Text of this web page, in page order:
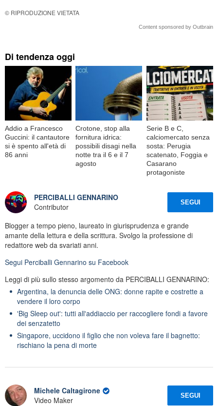
© RIPRODUZIONE VIETATA
Content sponsored by Outbrain
Di tendenza oggi
Addio a Francesco
Guccini: il cantautore
si è spento all'età di
86 anni
Crotone, stop alla
fornitura idrica:
possibili disagi nella
notte tra il 6 e il 7
agosto
Serie B e C,
calciomercato senza
sosta: Perugia
scatenato, Foggia e
Casarano
protagoniste
PERCIBALLI GENNARINO
Contributor
SEGUI
Blogger a tempo pieno, laureato in giurisprudenza e grande
amante della lettura e della scrittura. Svolgo la professione di
redattore web da svariati anni.
Segui Perciballi Gennarino su Facebook
Leggi di più sullo stesso argomento da PERCIBALLI GENNARINO:
Argentina, la denuncia delle ONG: donne rapite e costrette a
vendere il loro corpo
'Big Sleep out': tutti all'addiaccio per raccogliere fondi a favore
dei senzatetto
Singapore, uccidono il figlio che non voleva fare il bagnetto:
rischiano la pena di morte
Michele Caltagirone
Video Maker
SEGUI